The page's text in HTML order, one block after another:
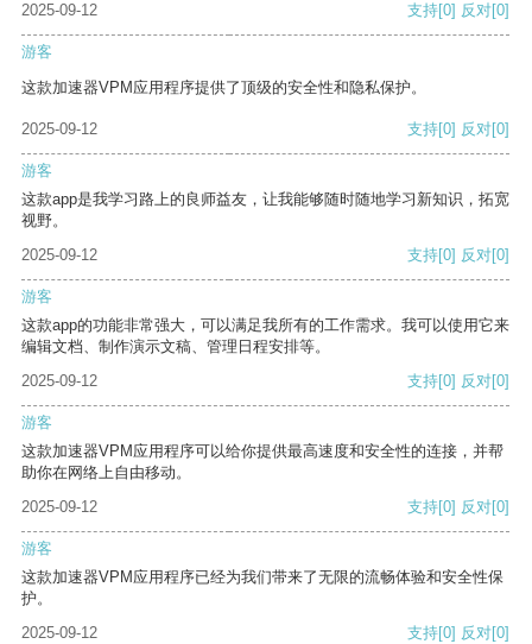
2025-09-12
支持[0] 反对[0]
游客
这款加速器VPM应用程序提供了顶级的安全性和隐私保护。
2025-09-12 支持[0] 反对[0]
游客
这款app是我学习路上的良师益友，让我能够随时随地学习新知识，拓宽
视野。
2025-09-12
支持[0] 反对[0]
游客
这款app的功能非常强大，可以满足我所有的工作需求。我可以使用它来
编辑文档、制作演示文稿、管理日程安排等。
2025-09-12
支持[0] 反对[0]
游客
这款加速器VPM应用程序可以给你提供最高速度和安全性的连接，并帮
助你在网络上自由移动。
2025-09-12
支持[0] 反对[0]
游客
这款加速器VPM应用程序已经为我们带来了无限的流畅体验和安全性保
护。
2025-09-12
支持[0] 反对[0]